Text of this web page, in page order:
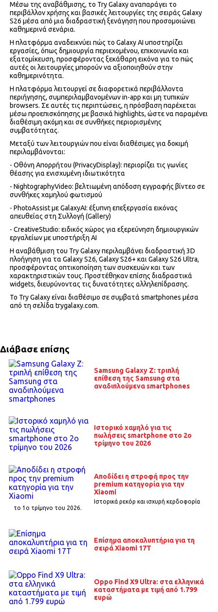
Μέσω της αναβάθμισης, το Try Galaxy αναπαράγει το
περιβάλλον χρήσης και βασικές λειτουργίες της σειράς Galaxy
S26 μέσα από μια διαδραστική ξενάγηση που προσομοιώνει
καθημερινά σενάρια.
Η πλατφόρμα αναδεικνύει πώς το Galaxy AI υποστηρίζει
εργασίες, όπως δημιουργία περιεχομένου, επικοινωνία και
εξατομίκευση, προσφέροντας ξεκάθαρη εικόνα για το πώς
αυτές οι λειτουργίες μπορούν να αξιοποιηθούν στην
καθημερινότητα.
Η πλατφόρμα λειτουργεί σε διαφορετικά περιβάλλοντα
περιήγησης, συμπεριλαμβανομένων in-app και μη τυπικών
browsers. Σε αυτές τις περιπτώσεις, η πρόσβαση παρέχεται
μέσω προεπισκόπησης με βασικά highlights, ώστε να παραμένει
διαθέσιμη ακόμη και σε συνθήκες περιορισμένης
συμβατότητας.
Μεταξύ των λειτουργιών που είναι διαθέσιμες για δοκιμή
περιλαμβάνονται:
- Οθόνη Απορρήτου (PrivacyDisplay): περιορίζει τις γωνίες
θέασης για ενισχυμένη ιδιωτικότητα
- NightographyVideo: βελτιωμένη απόδοση εγγραφής βίντεο σε
συνθήκες χαμηλού φωτισμού
- PhotoAssist με GalaxyAI: έξυπνη επεξεργασία εικόνας
απευθείας στη Συλλογή (Gallery)
- CreativeStudio: ειδικός χώρος για εξερεύνηση δημιουργικών
εργαλείων με υποστήριξη AI
Η αναβάθμιση του Try Galaxy περιλαμβάνει διαδραστική 3D
πλοήγηση για τα Galaxy S26, Galaxy S26+ και Galaxy S26 Ultra,
προσφέροντας οπτικοποίηση των συσκευών και των
χαρακτηριστικών τους. Προστέθηκαν επίσης διαδραστικά
widgets, διευρύνοντας τις δυνατότητες αλληλεπίδρασης.
Το Try Galaxy είναι διαθέσιμο σε συμβατά smartphones μέσα
από τη σελίδα trygalaxy.com.
Διάβασε επίσης
Samsung Galaxy Z: τριπλή
επίθεση της Samsung στα
αναδιπλούμενα smartphones
Ιστορικό χαμηλό για τις
πωλήσεις smartphone στο 2ο
τρίμηνο του 2026
Αποδίδει η στροφή προς την
premium κατηγορία για την
Xiaomi
Ιστορικά ρεκόρ και ισχυρή κερδοφορία
το 1o τρίμηνο του 2026.
Επίσημα αποκαλυπτήρια για τη
σειρά Xiaomi 17T
Oppo Find X9 Ultra: στα ελληνικά
καταστήματα με τιμή από 1.799
ευρώ